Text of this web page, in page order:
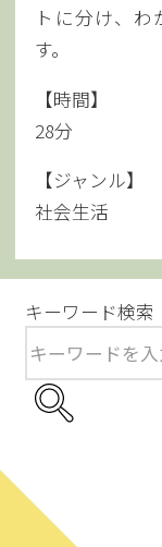
トに分け、
す。
【時間】
28分
【ジャンル】
社会生活
キーワード検索